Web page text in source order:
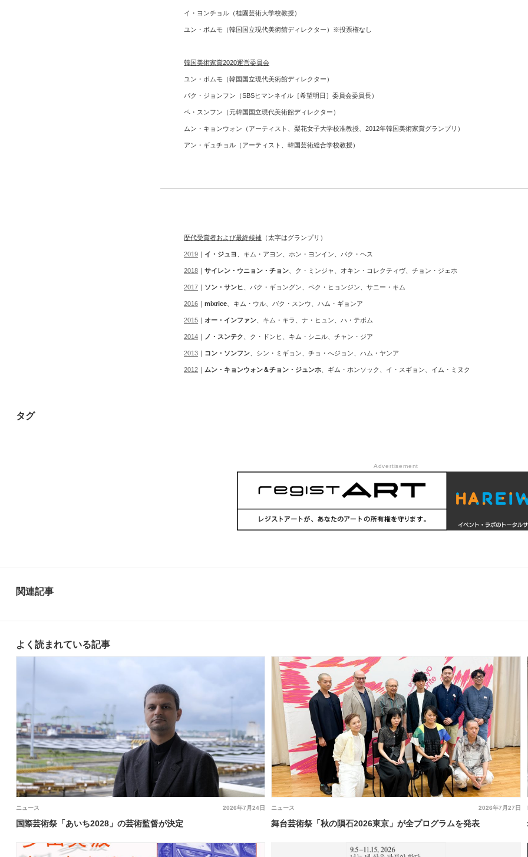
イ・ヨンチョル（桂園芸術大学校教授）
ユン・ボムモ（韓国国立現代美術館ディレクター）※投票権なし
韓国美術家賞2020運営委員会
ユン・ボムモ（韓国国立現代美術館ディレクター）
パク・ジョンフン（SBSヒマンネイル［希望明日］委員会委員長）
ペ・スンフン（元韓国国立現代美術館ディレクター）
ムン・キョンウォン（アーティスト、梨花女子大学校准教授、2012年韓国美術家賞グランプリ）
アン・ギュチョル（アーティスト、韓国芸術総合学校教授）
歴代受賞者および最終候補 （太字はグランプリ）
2019 ｜ イ・ジュヨ 、キム・アヨン、ホン・ヨンイン、パク・ヘス
2018 ｜ サイレン・ウニョン・チョン 、ク・ミンジャ、オキン・コレクティヴ、チョン・ジェホ
2017 ｜ ソン・サンヒ 、パク・ギョングン、ペク・ヒョンジン、サニー・キム
2016 ｜ mixrice 、キム・ウル、バク・スンウ、ハム・ギョンア
2015 ｜ オー・インファン 、キム・キラ、ナ・ヒュン、ハ・テボム
2014 ｜ ノ・スンテク 、ク・ドンヒ、キム・シニル、チャン・ジア
2013 ｜ コン・ソンフン 、シン・ミギョン、チョ・へジョン、ハム・ヤンア
2012 ｜ ムン・キョンウォン＆チョン・ジュンホ 、ギム・ホンソック、イ・スギョン、イム・ミヌク
タグ
Advertisement
関連記事
よく読まれている記事
2026年7月24日
ニュース
国際芸術祭「あいち2028」の芸術監督が決定
2026年7月27日
ニュース
舞台芸術祭「秋の隕石2026東京」が全プログラムを発表